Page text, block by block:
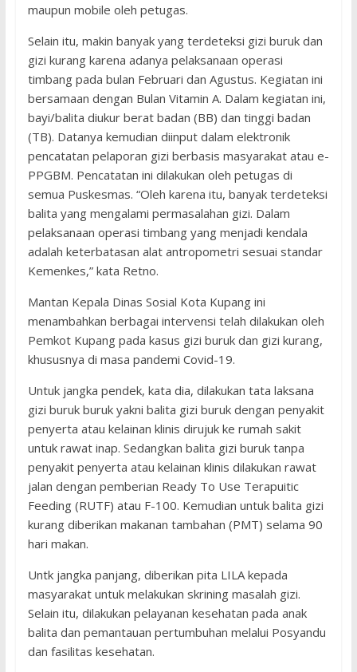
maupun mobile oleh petugas.
Selain itu, makin banyak yang terdeteksi gizi buruk dan
gizi kurang karena adanya pelaksanaan operasi
timbang pada bulan Februari dan Agustus. Kegiatan ini
bersamaan dengan Bulan Vitamin A. Dalam kegiatan ini,
bayi/balita diukur berat badan (BB) dan tinggi badan
(TB). Datanya kemudian diinput dalam elektronik
pencatatan pelaporan gizi berbasis masyarakat atau e-
PPGBM. Pencatatan ini dilakukan oleh petugas di
semua Puskesmas. “Oleh karena itu, banyak terdeteksi
balita yang mengalami permasalahan gizi. Dalam
pelaksanaan operasi timbang yang menjadi kendala
adalah keterbatasan alat antropometri sesuai standar
Kemenkes,” kata Retno.
Mantan Kepala Dinas Sosial Kota Kupang ini
menambahkan berbagai intervensi telah dilakukan oleh
Pemkot Kupang pada kasus gizi buruk dan gizi kurang,
khususnya di masa pandemi Covid-19.
Untuk jangka pendek, kata dia, dilakukan tata laksana
gizi buruk buruk yakni balita gizi buruk dengan penyakit
penyerta atau kelainan klinis dirujuk ke rumah sakit
untuk rawat inap. Sedangkan balita gizi buruk tanpa
penyakit penyerta atau kelainan klinis dilakukan rawat
jalan dengan pemberian Ready To Use Terapuitic
Feeding (RUTF) atau F-100. Kemudian untuk balita gizi
kurang diberikan makanan tambahan (PMT) selama 90
hari makan.
Untk jangka panjang, diberikan pita LILA kepada
masyarakat untuk melakukan skrining masalah gizi.
Selain itu, dilakukan pelayanan kesehatan pada anak
balita dan pemantauan pertumbuhan melalui Posyandu
dan fasilitas kesehatan.